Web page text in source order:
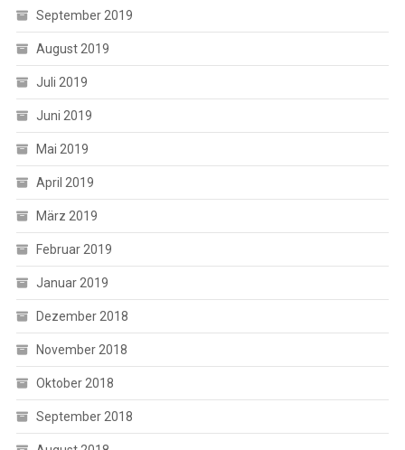
September 2019
August 2019
Juli 2019
Juni 2019
Mai 2019
April 2019
März 2019
Februar 2019
Januar 2019
Dezember 2018
November 2018
Oktober 2018
September 2018